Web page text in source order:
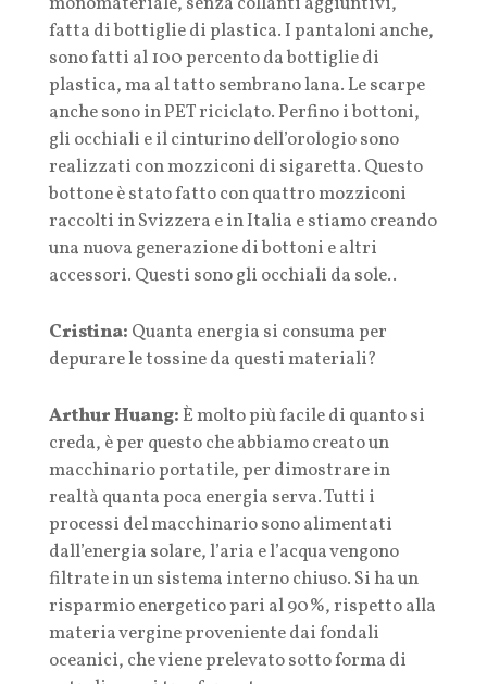
fatta di bottiglie di plastica. I pantaloni anche,
sono fatti al 100 percento da bottiglie di
plastica, ma al tatto sembrano lana. Le scarpe
anche sono in PET riciclato. Perfino i bottoni,
gli occhiali e il cinturino dell’orologio sono
realizzati con mozziconi di sigaretta. Questo
bottone è stato fatto con quattro mozziconi
raccolti in Svizzera e in Italia e stiamo creando
una nuova generazione di bottoni e altri
accessori. Questi sono gli occhiali da sole..
Cristina: Quanta energia si consuma per
depurare le tossine da questi materiali?
Arthur Huang:È molto più facile di quanto si
creda, è per questo che abbiamo creato un
macchinario portatile, per dimostrare in
realtà quanta poca energia serva. Tutti i
processi del macchinario sono alimentati
dall’energia solare, l’aria e l’acqua vengono
filtrate in un sistema interno chiuso. Si ha un
risparmio energetico pari al 90%, rispetto alla
materia vergine proveniente dai fondali
oceanici, che viene prelevato sotto forma di